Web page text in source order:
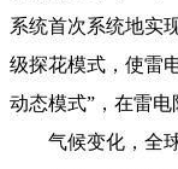
系统首次系统地实
级探花模式，使
动态模式”，在雷电
气候变化，全